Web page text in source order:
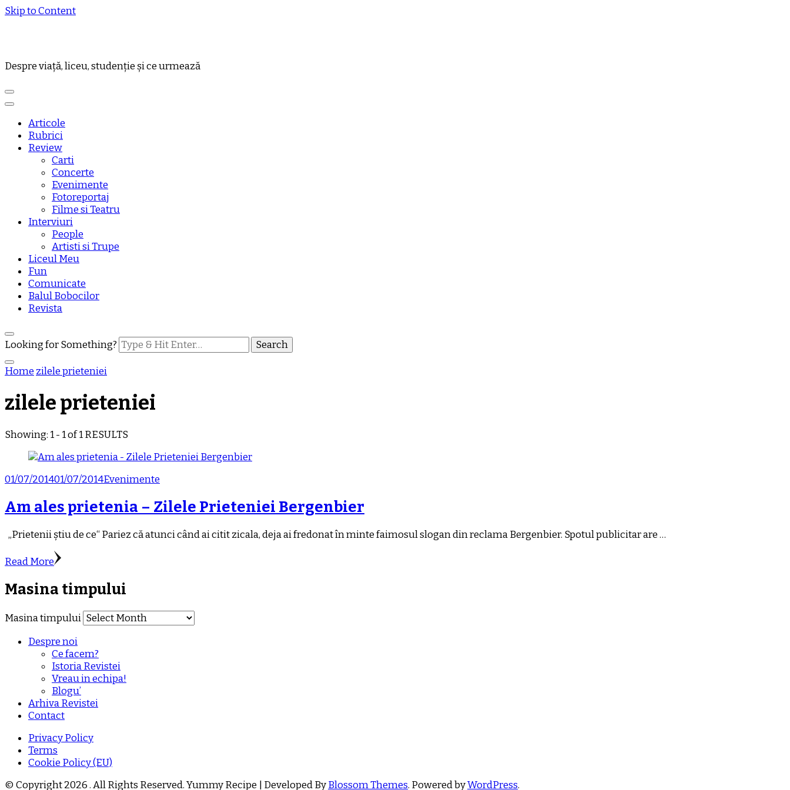
Skip to Content
Despre viață, liceu, studenție și ce urmează
Articole
Rubrici
Review
Carti
Concerte
Evenimente
Fotoreportaj
Filme si Teatru
Interviuri
People
Artisti si Trupe
Liceul Meu
Fun
Comunicate
Balul Bobocilor
Revista
Looking for Something?
Home zilele prieteniei
zilele prieteniei
Showing: 1 - 1 of 1 RESULTS
01/07/201401/07/2014Evenimente
Am ales prietenia – Zilele Prieteniei Bergenbier
„Prietenii știu de ce“ Pariez că atunci când ai citit zicala, deja ai fredonat în minte faimosul slogan din reclama Bergenbier. Spotul publicitar are …
Read More
Masina timpului
Masina timpului
Despre noi
Ce facem?
Istoria Revistei
Vreau in echipa!
Blogu’
Arhiva Revistei
Contact
Privacy Policy
Terms
Cookie Policy (EU)
© Copyright 2026. All Rights Reserved.Yummy Recipe | Developed ByBlossom Themes. Powered byWordPress.